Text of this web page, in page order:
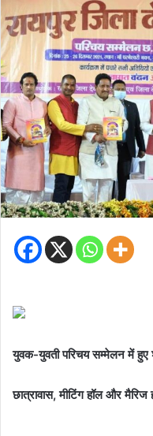
युवक-युवती परिचय सम्मेलन में हुए
छात्रावास, मीटिंग हॉल और